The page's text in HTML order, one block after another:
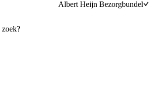
Albert Heijn Bezorgbundel